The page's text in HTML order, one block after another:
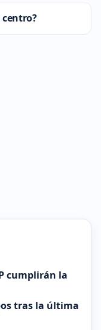
centro?
cumplirán la
tras la última